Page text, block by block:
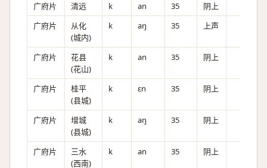
广府片
清远 k an 35
阴上
广府片
从化
(城内)
k aŋ 35 上声
广府片
花县
(花山)
k an 35 阴上
广府片
桂平
(县城)
k ɛn 35 阴上
广府片
增城
(县城)
k aŋ 35 阴上
广府片
三水
(西南)
k an 35 阴上